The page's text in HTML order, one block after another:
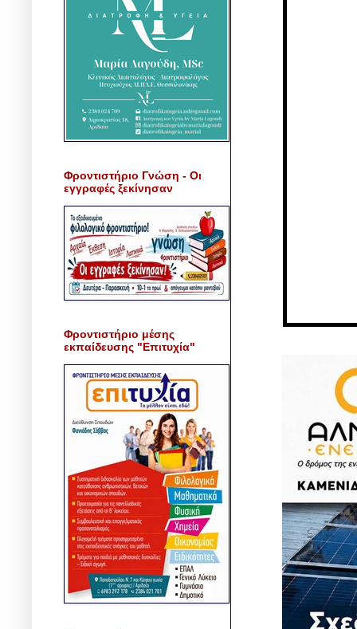
Φροντιστήριο Γνώση - Οι
εγγραφές ξεκίνησαν
Φροντιστήριο μέσης
εκπαίδευσης "Επιτυχία"